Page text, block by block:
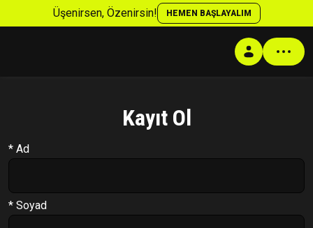
Üşenirsen, Özenirsin! HEMEN BAŞLAYALIM
Supplement Programı
Kayıt Ol
* Ad
* Soyad